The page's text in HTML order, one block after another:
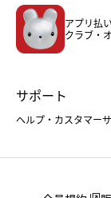
ホーム・キッチン＆
アプリ払
クラブ・
サポート
ヘルプ・カスタマー